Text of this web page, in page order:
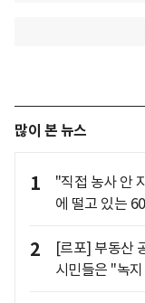
많이 본 뉴스
1
"직접 농사 안
에 떨고 있는
2
[르포] 부동산
시민들은 "녹